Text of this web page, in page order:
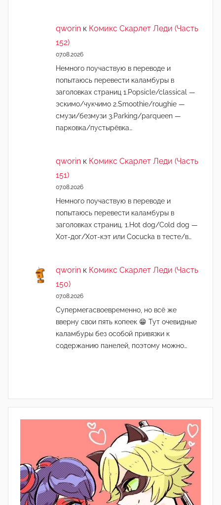
qworin к Комикс Скарлет Леди (Часть
152)
07.08.2026
Немного поучаствую в переводе и
попытаюсь перевести каламбуры в
заголовках страниц 1.Popsicle/classical —
эскимо/чукчимо 2.Smoothie/roughie —
смузи/безмузи 3.Parking/parqueen —
парковка/пустырёвка…
qworin к Комикс Скарлет Леди (Часть
151)
07.08.2026
Немного поучаствую в переводе и
попытаюсь перевести каламбуры в
заголовках страниц. 1.Hot dog/Cold dog —
Хот-дог/Хот-кэт или Cocucka в тесте/в…
qworin к Комикс Скарлет Леди (Часть
150)
07.08.2026
Супермегасвоевременно, но всё же
вверну свои пять копеек 😁 Тут очевидные
каламбуры без особой привязки к
содержанию панелей, поэтому можно…